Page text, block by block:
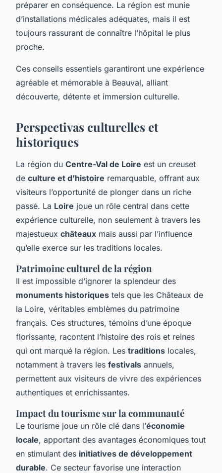
préparer en conséquence. La région est munie
d’installations médicales adéquates, mais il est
toujours rassurant de connaître l’hôpital le plus
proche.
Ces conseils essentiels garantiront une expérience
agréable et mémorable à Beauval, alliant
découverte, détente et immersion culturelle.
Perspectivas culturelles et
historiques
La région du Centre-Val de Loire est un creuset
de culture et d’histoire remarquable, offrant aux
visiteurs l’opportunité de plonger dans un riche
passé. La Loire joue un rôle central dans cette
expérience culturelle, non seulement à travers les
majestueux châteaux mais aussi par l’influence
qu’elle exerce sur les traditions locales.
Patrimoine culturel de la région
Il est impossible d’ignorer la splendeur des
monuments historiques tels que les Châteaux de
la Loire, véritables emblèmes du patrimoine
français. Ces structures, témoins d’une époque
florissante, racontent l’histoire des rois et reines
qui ont marqué la région. Les traditions locales,
notamment à travers les festivals annuels,
permettent aux visiteurs de vivre des expériences
authentiques et enrichissantes.
Impact du tourisme sur la communauté
Le tourisme joue un rôle clé dans l’économie
locale, apportant des avantages économiques tout
en stimulant des initiatives de développement
durable. Ce secteur favorise une interaction